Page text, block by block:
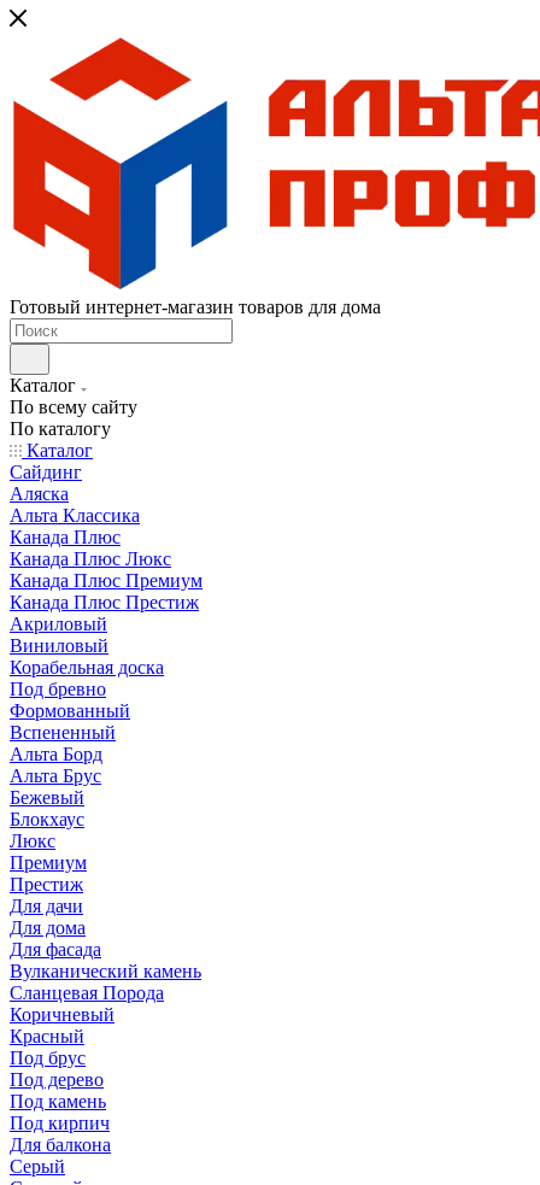
Готовый интернет-магазин товаров для дома
Каталог
По всему сайту
По каталогу
Каталог
Сайдинг
Аляска
Альта Классика
Канада Плюс
Канада Плюс Люкс
Канада Плюс Премиум
Канада Плюс Престиж
Акриловый
Виниловый
Корабельная доска
Под бревно
Формованный
Вспененный
Альта Борд
Альта Брус
Бежевый
Блокхаус
Люкс
Премиум
Престиж
Для дачи
Для дома
Для фасада
Вулканический камень
Сланцевая Порода
Коричневый
Красный
Под брус
Под дерево
Под камень
Под кирпич
Для балкона
Серый